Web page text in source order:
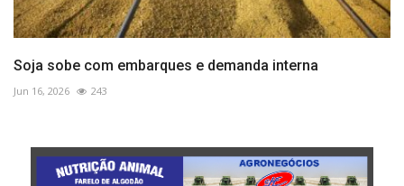
Soja sobe com embarques e demanda interna
Jun 16, 2026 243